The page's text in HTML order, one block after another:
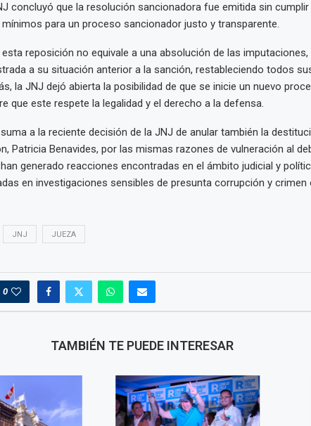
concluyó que la resolución sancionadora fue emitida sin
para un proceso sancionador justo y transparente.
reposición no equivale a una absolución de las imputaciones,
a su situación anterior a la sanción, restableciendo todos
la JNJ dejó abierta la posibilidad de que se inicie un nuevo
que este respete la legalidad y el derecho a la defensa.
a la reciente decisión de la JNJ de anular también la
Patricia Benavides, por las mismas razones de vulneración al
generado reacciones encontradas en el ámbito judicial y
en investigaciones sensibles de presunta corrupción y crimen
JNJ JUEZA
0
TAMBIÉN TE PUEDE INTERESAR